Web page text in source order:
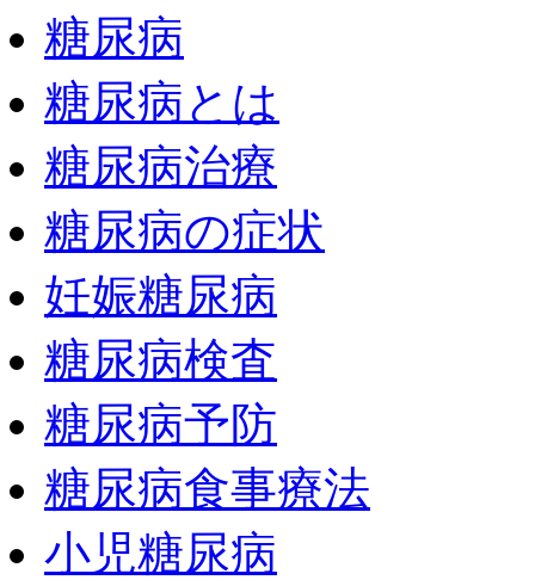
糖尿病
糖尿病とは
糖尿病治療
糖尿病の症状
妊娠糖尿病
糖尿病検査
糖尿病予防
糖尿病食事療法
小児糖尿病